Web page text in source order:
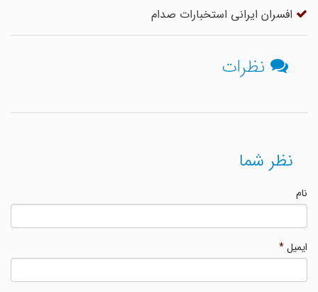
افسران ایرانی استخبارات صدام
نظرات
نظر شما
ایمیل*